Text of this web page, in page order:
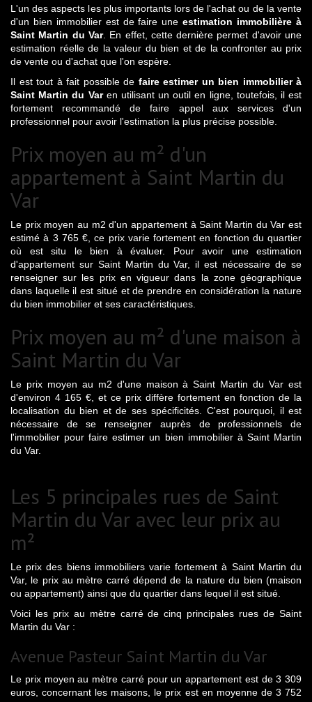
L'un des aspects les plus importants lors de l'achat ou de la vente
d'un bien immobilier est de faire une estimation immobilière à
Saint Martin du Var. En effet, cette dernière permet d'avoir une
estimation réelle de la valeur du bien et de la confronter au prix
de vente ou d'achat que l'on espère.
Il est tout à fait possible de faire estimer un bien immobilier à
Saint Martin du Varen utilisant un outil en ligne, toutefois, il est
fortement recommandé de faire appel aux services d'un
professionnel pour avoir l'estimation la plus précise possible.
Prix moyen au m² d'un
appartement à Saint Martin du
Var
Le prix moyen au m2 d'un appartement à Saint Martin du Var est
estimé à 3 765 €, ce prix varie fortement en fonction du quartier
où est situ le bien à évaluer. Pour avoir une estimation
d'appartement sur Saint Martin du Var, il est nécessaire de se
renseigner sur les prix en vigueur dans la zone géographique
dans laquelle il est situé et de prendre en considération la nature
du bien immobilier et ses caractéristiques.
Prix moyen au m² d'une maison à
Saint Martin du Var
Le prix moyen au m2 d'une maison à Saint Martin du Var est
d'environ 4 165 €, et ce prix diffère fortement en fonction de la
localisation du bien et de ses spécificités. C'est pourquoi, il est
nécessaire de se renseigner auprès de professionnels de
l'immobilier pour faire estimer un bien immobilier à Saint Martin
du Var.
Les 5 principales rues de Saint
Martin du Var avec leur prix au
m²
Le prix des biens immobiliers varie fortement à Saint Martin du
Var, le prix au mètre carré dépend de la nature du bien (maison
ou appartement) ainsi que du quartier dans lequel il est situé.
Voici les prix au mètre carré de cinq principales rues de Saint
Martin du Var :
Avenue Pasteur Saint Martin du Var
Le prix moyen au mètre carré pour un appartement est de 3 309
euros, concernant les maisons, le prix est en moyenne de 3 752